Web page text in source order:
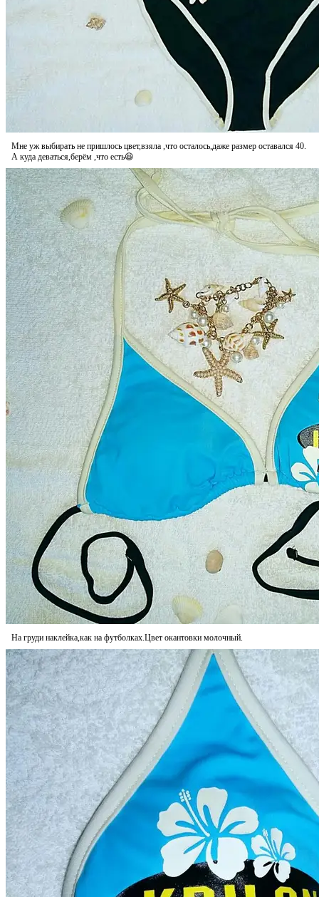
Мне уж выбирать не пришлось цвет,взяла ,что осталось,даже размер оставался 40.
А куда деваться,берём ,что есть😆
На груди наклейка,как на футболках.Цвет окантовки молочный.